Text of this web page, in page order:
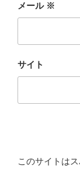
メール ※
サイト
このサイトは